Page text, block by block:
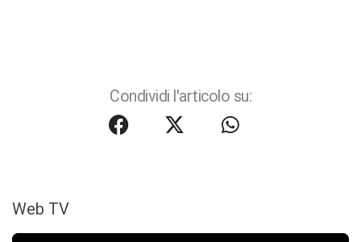
Condividi l'articolo su:
Web TV